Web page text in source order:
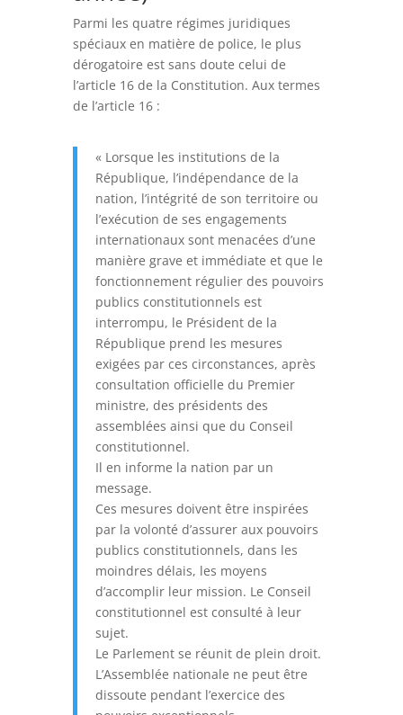
Parmi les quatre régimes juridiques
spéciaux en matière de police, le plus
dérogatoire est sans doute celui de
l’article 16 de la Constitution. Aux termes
de l’article 16 :
« Lorsque les institutions de la
République, l’indépendance de la
nation, l’intégrité de son territoire ou
l’exécution de ses engagements
internationaux sont menacées d’une
manière grave et immédiate et que le
fonctionnement régulier des pouvoirs
publics constitutionnels est
interrompu, le Président de la
République prend les mesures
exigées par ces circonstances, après
consultation officielle du Premier
ministre, des présidents des
assemblées ainsi que du Conseil
constitutionnel.
Il en informe la nation par un
message.
Ces mesures doivent être inspirées
par la volonté d’assurer aux pouvoirs
publics constitutionnels, dans les
moindres délais, les moyens
d’accomplir leur mission. Le Conseil
constitutionnel est consulté à leur
sujet.
Le Parlement se réunit de plein droit.
L’Assemblée nationale ne peut être
dissoute pendant l’exercice des